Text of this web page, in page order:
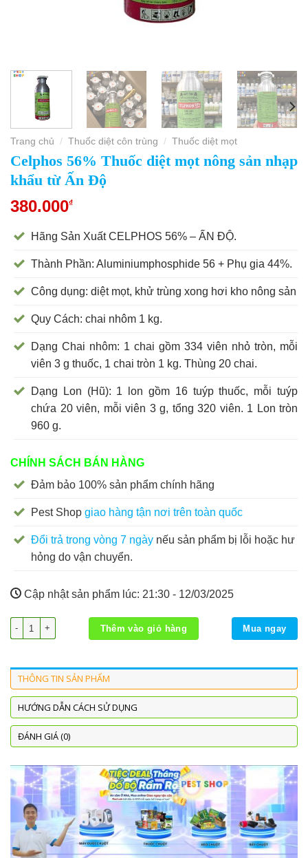
Trang chủ / Thuốc diệt côn trùng / Thuốc diệt mọt
Celphos 56% Thuốc diệt mọt nông sản nhạp
khẩu từ Ấn Độ
380.000₫
Hãng Sản Xuất CELPHOS 56% – ẤN ĐỘ.
Thành Phần: Aluminiumphosphide 56 + Phụ gia 44%.
Công dụng: diệt mọt, khử trùng xong hơi kho nông sản
Quy Cách: chai nhôm 1 kg.
Dạng Chai nhôm: 1 chai gồm 334 viên nhỏ tròn, mỗi
viên 3 g thuốc, 1 chai tròn 1 kg. Thùng 20 chai.
Dạng Lon (Hũ): 1 lon gồm 16 tuýp thuốc, mỗi tuýp
chứa 20 viên, mỗi viên 3 g, tổng 320 viên. 1 Lon tròn
960 g.
CHÍNH SÁCH BÁN HÀNG
Đảm bảo 100% sản phẩm chính hãng
Pest Shop giao hàng tận nơi trên toàn quốc
Đổi trả trong vòng 7 ngày nếu sản phẩm bị lỗi hoặc hư
hỏng do vận chuyển.
Cập nhật sản phẩm lúc: 21:30 - 12/03/2025
Celphos 56% Thuốc diệt mọt nông sản nhạp khẩu từ Ấn Độ số lượng
Thêm vào giỏ hàng Mua ngay
THÔNG TIN SẢN PHẨM
HƯỚNG DẪN CÁCH SỬ DỤNG
ĐÁNH GIÁ (0)